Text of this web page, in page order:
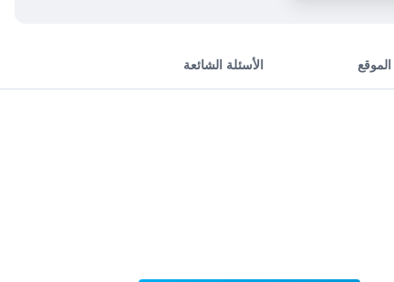
الموقع الأسئلة الشائعة